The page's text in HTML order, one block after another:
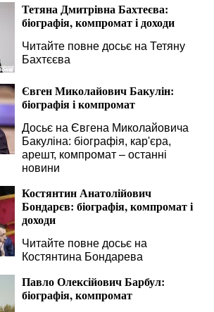
Тетяна Дмитрівна Бахтеєва:
біографія, компромат і доходи
Читайте повне досьє на Тетяну
Бахтєєва
Євген Миколайович Бакулін:
біографія і компромат
Досьє на Євгена Миколайовича
Бакуліна: біографія, кар'єра,
арешт, компромат – останні
новини
Костянтин Анатолійович
Бондарєв: біографія, компромат і
доходи
Читайте повне досьє на
Костянтина Бондарева
Павло Олексійович Барбул:
біографія, компромат